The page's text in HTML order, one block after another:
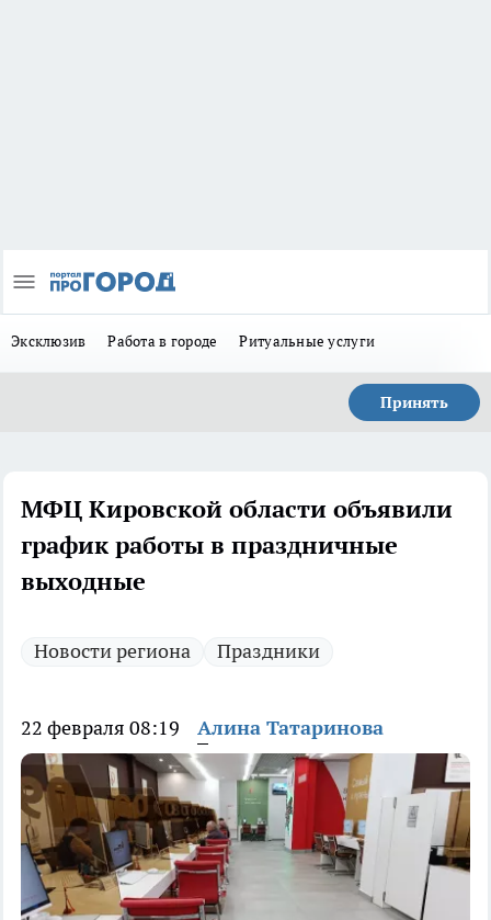
Эксклюзив Работа в городе Ритуальные услуги
Принять
МФЦ Кировской области объявили
график работы в праздничные
выходные
Новости региона Праздники
22 февраля 08:19 Алина Татаринова